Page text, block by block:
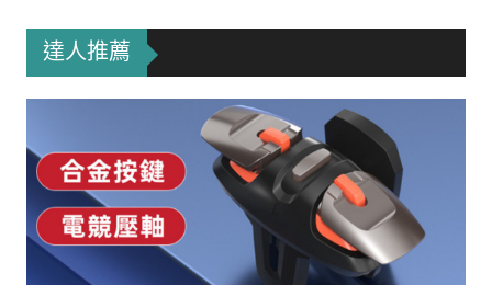
達人推薦